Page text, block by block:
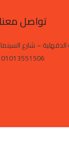
تواصل معنا
– شارع
01013551506